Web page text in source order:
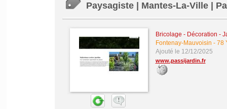
Paysagiste | Mantes-La-Ville |
Bricolage - Décoration -
Fontenay-Mauvoisin - 78
Ajouté le 12/12/2025
www.passijardin.fr